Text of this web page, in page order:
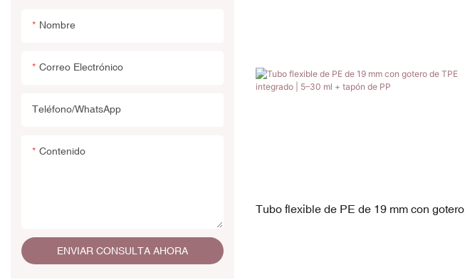
Nombre
Correo Electrónico
Teléfono/WhatsApp
Contenido
ENVIAR CONSULTA AHORA
Tubo flexible de PE de 19 mm con gotero